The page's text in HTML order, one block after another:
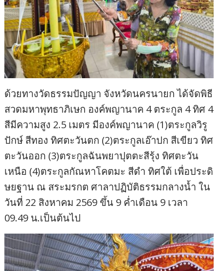
ด้วยทางวัดธรรมปัญญา จังหวัดนครนายก ได้จัดพิธี
สวดมหาพุทธาภิเษก องค์พญานาค 4 ตระกูล 4 ทิศ 4
สีมีความสูง 2.5 เมตร มีองค์พญานาค (1)ตระกูลวิรู
ปักษ์ สีทอง ทิศตะวันตก (2)ตระกูลเอ๊าปก สีเขียว ทิศ
ตะวันออก (3)ตระกูลฉันพยาปุตตะสีรุ้ง ทิศตะวัน
เหนือ (4)ตระกูลกัณหาโคตมะ สีดำ ทิศใต้ เพื่อประดิ
ษยฐาน ณ สระมรกต ศาลาปฏิบัติธรรมกลางน้ำ ใน
วันที่ 22 สิงหาคม 2569 ขึ้น 9 ค่ำเดือน 9 เวลา
09.49 น.เป็นต้นไป